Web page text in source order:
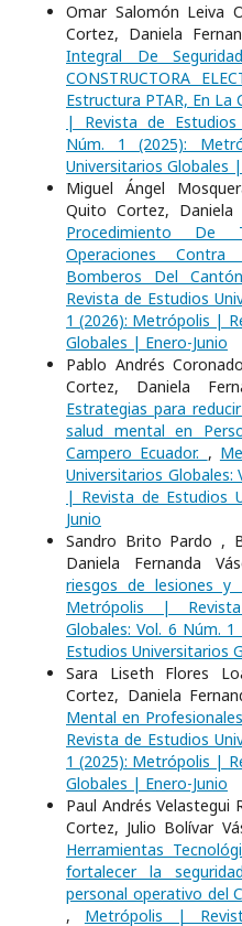
Omar Salomón Leiva
Cortez, Daniela
Integral De
CONSTRUCTORA
Estructura PTAR, En La
| Revista de Estudios
Núm. 1 (2025):
Universitarios Globales
Miguel Ángel
Quito Cortez, Daniela
Procedimiento De
Operaciones
Bomberos Del
Revista de Estudios
1 (2026): Metrópolis |
Globales | Enero-Junio
Pablo Andrés
Cortez, Daniela
Estrategias para
salud mental en
Campero Ecuador. ,
Universitarios
| Revista de Estudios
Junio
Sandro Brito Pardo ,
Daniela Fernanda
riesgos de lesiones y
Metrópolis |
Globales: Vol. 6 Núm.
Estudios Universitarios
Sara Liseth Flores
Cortez, Daniela
Mental en
Revista de Estudios
1 (2025): Metrópolis |
Globales | Enero-Junio
Paul Andrés Velastegui
Cortez, Julio Bolívar
Herramientas
fortalecer la
personal operativo del
, Metrópolis |